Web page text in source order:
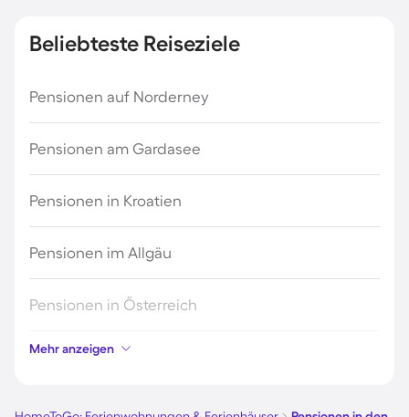
Beliebteste Reiseziele
Pensionen auf Norderney
Pensionen am Gardasee
Pensionen in Kroatien
Pensionen im Allgäu
Pensionen in Österreich
Pensionen in Hamburg
Pensionen in Berlin
Mehr anzeigen